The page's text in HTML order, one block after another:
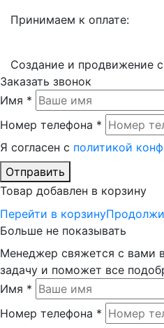
Принимаем к оплате:
Создание и продвижение
Заказать звонок
Имя *
Номер телефона *
Я согласен с политикой
Отправить
Товар добавлен в корзину
Перейти в корзину
Больше не показывать
Менеджер свяжется с вами
задачу и поможет все
Имя *
Номер телефона *